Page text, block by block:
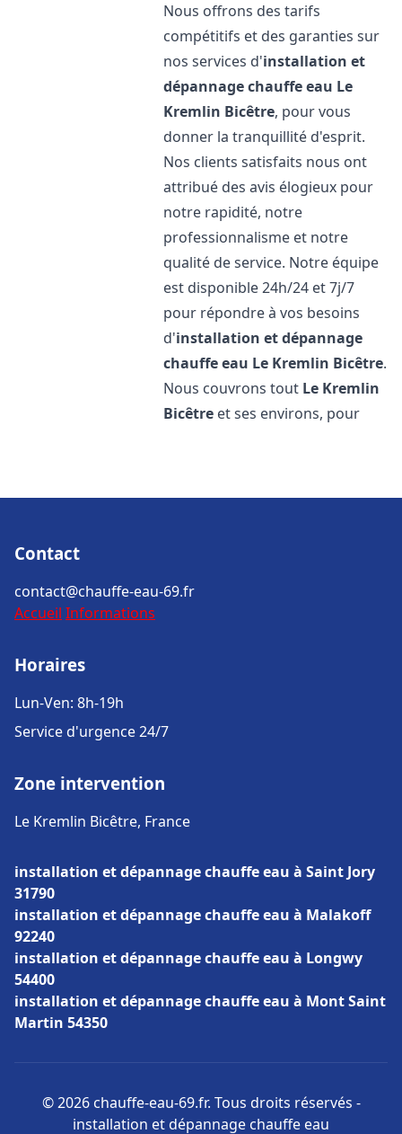
Nous offrons des tarifs
compétitifs et des garanties sur
nos services d'installation et
dépannage chauffe eau Le
Kremlin Bicêtre, pour vous
donner la tranquillité d'esprit.
Nos clients satisfaits nous ont
attribué des avis élogieux pour
notre rapidité, notre
professionnalisme et notre
qualité de service. Notre équipe
est disponible 24h/24 et 7j/7
pour répondre à vos besoins
d'installation et dépannage
chauffe eau Le Kremlin Bicêtre.
Nous couvrons tout Le Kremlin
Bicêtre et ses environs, pour
Contact
contact@chauffe-eau-69.fr
Accueil Informations
Horaires
Lun-Ven: 8h-19h
Service d'urgence 24/7
Zone intervention
Le Kremlin Bicêtre, France
installation et dépannage chauffe eau à Saint Jory
31790
installation et dépannage chauffe eau à Malakoff
92240
installation et dépannage chauffe eau à Longwy
54400
installation et dépannage chauffe eau à Mont Saint
Martin 54350
© 2026 chauffe-eau-69.fr. Tous droits réservés -
installation et dépannage chauffe eau